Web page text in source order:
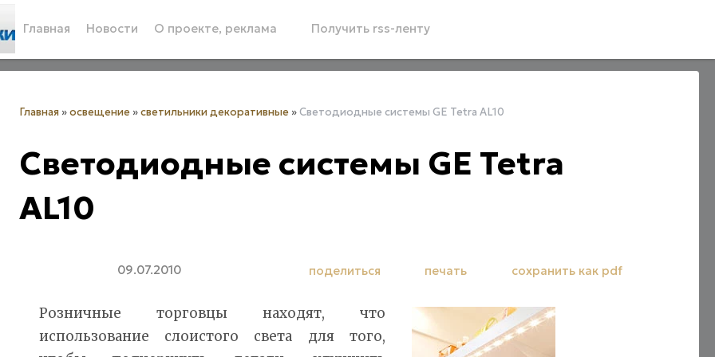
Главная Новости О проекте, реклама Получить rss-ленту
Главная »освещение »светильники декоративные »Светодиодные системы GE Tetra AL10
Светодиодные системы GE Tetra
AL10
09.07.2010 поделиться печать сохранить как pdf
Розничные торговцы находят, что
использование слоистого света для того,